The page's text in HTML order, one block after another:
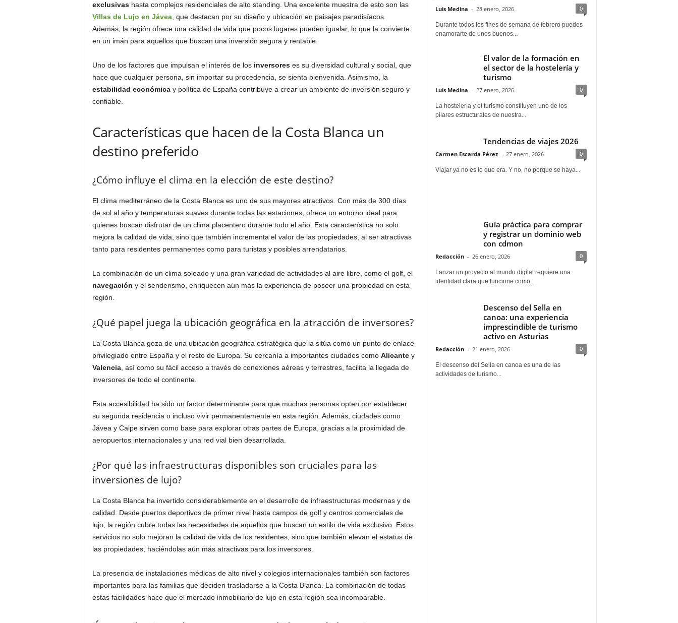
exclusivashasta complejos residenciales de alto standing. Una excelente muestra de esto son las
Villas de Lujo en Jávea, que destacan por su diseño y ubicación en paisajes paradisíacos.
Además, la región ofrece una calidad de vida que pocos lugares pueden igualar, lo que la convierte
en un imán para aquellos que buscan una inversión segura y rentable.
Uno de los factores que impulsan el interés de los inversoreses su diversidad cultural y social, que
hace que cualquier persona, sin importar su procedencia, se sienta bienvenida. Asimismo, la
estabilidad económicay política de España contribuye a crear un ambiente de inversión seguro y
confiable.
Características que hacen de la Costa Blanca un
destino preferido
¿Cómo influye el clima en la elección de este destino?
El clima mediterráneo de la Costa Blanca es uno de sus mayores atractivos. Con más de 300 días
de sol al año y temperaturas suaves durante todas las estaciones, ofrece un entorno ideal para
quienes buscan disfrutar de un clima placentero durante todo el año. Esta característica no solo
mejora la calidad de vida, sino que también incrementa el valor de las propiedades, al ser atractivas
tanto para residentes permanentes como para turistas y posibles arrendatarios.
La combinación de un clima soleado y una gran variedad de actividades al aire libre, como el golf, el
navegación y el senderismo, enriquecen aún más la experiencia de poseer una propiedad en esta
región.
¿Qué papel juega la ubicación geográfica en la atracción de inversores?
La Costa Blanca goza de una ubicación geográfica estratégica que la sitúa como un punto de enlace
privilegiado entre España y el resto de Europa. Su cercanía a importantes ciudades como Alicantey
Valencia, así como su fácil acceso a través de conexiones aéreas y terrestres, facilita la llegada de
inversores de todo el continente.
Esta accesibilidad ha sido un factor determinante para que muchas personas opten por establecer
su segunda residencia o incluso vivir permanentemente en esta región. Además, ciudades como
Jávea y Calpe sirven como base para explorar otras partes de Europa, gracias a la proximidad de
aeropuertos internacionales y una red vial bien desarrollada.
¿Por qué las infraestructuras disponibles son cruciales para las
inversiones de lujo?
La Costa Blanca ha invertido considerablemente en el desarrollo de infraestructuras modernas y de
calidad. Desde puertos deportivos de primer nivel hasta campos de golf y centros comerciales de
lujo, la región cubre todas las necesidades de aquellos que buscan un estilo de vida exclusivo. Estos
servicios no solo mejoran la calidad de vida de los residentes, sino que también elevan el estatus de
las propiedades, haciéndolas aún más atractivas para los inversores.
La presencia de instalaciones médicas de alto nivel y colegios internacionales también son factores
importantes para las familias que deciden trasladarse a la Costa Blanca. La combinación de todas
estas facilidades hace que el mercado inmobiliario de lujo en esta región sea incomparable.
Luis Medina - 28 enero, 2026 0
Durante todos los fines de semana de febrero puedes
enamorarte de unos buenos...
El valor de la formación en
el sector de la hostelería y
turismo
Luis Medina - 27 enero, 2026 0
La hostelería y el turismo constituyen uno de los
pilares estructurales de nuestra...
Tendencias de viajes 2026
Carmen Escarda Pérez - 27 enero, 2026 0
Viajar ya no es lo que era. Y no, no porque se haya...
Guía práctica para comprar
y registrar un dominio web
con cdmon
Redacción - 26 enero, 2026 0
Lanzar un proyecto al mundo digital requiere una
identidad clara que funcione como...
Descenso del Sella en
canoa: una experiencia
imprescindible de turismo
activo en Asturias
Redacción - 21 enero, 2026 0
El descenso del Sella en canoa es una de las
actividades de turismo...